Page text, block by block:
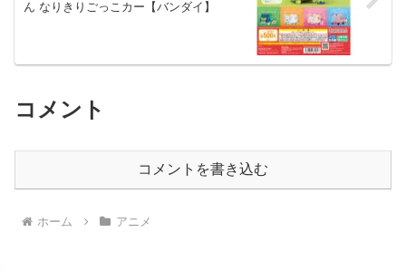
ん なりきりごっこカー【バンダイ】
コメント
コメントを書き込む
ホーム アニメ